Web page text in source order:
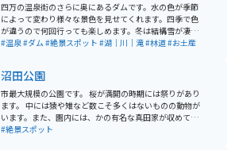
四万の温泉街のさらに奥にあるダムです。水の色が季節
によって変わり様々な景色を見せてくれます。四季で色
が違うので何回行っても楽しめます。冬は結構雪が凄い
のでバイクでは厳しいですが、春から秋まではオススメ
#温泉#ダム#絶景スポット #湖｜川｜滝#林道#お土産
沼田公園
市最大規模の公園です。 桜が満開の時期には祭りがあり
ます。 中には猿や雉など数こそ多くはないものの動物が
います。また、園内には、かの有名な真田家が収めてい
た土地があり、城跡もあります。 家族連れで運動した
#絶景スポット